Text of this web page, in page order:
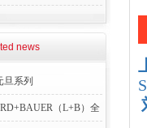
news
旦系列
（L+B）全